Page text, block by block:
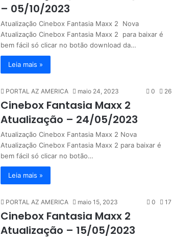
– 05/10/2023
Atualização Cinebox Fantasia Maxx 2 Nova
Atualização Cinebox Fantasia Maxx 2 para baixar é
bem fácil só clicar no botão download da…
Leia mais »
PORTAL AZ AMERICA maio 24, 2023 0 26
Cinebox Fantasia Maxx 2
Atualização – 24/05/2023
Atualização Cinebox Fantasia Maxx 2 Nova
Atualização Cinebox Fantasia Maxx 2 para baixar é
bem fácil só clicar no botão…
Leia mais »
PORTAL AZ AMERICA maio 15, 2023 0 17
Cinebox Fantasia Maxx 2
Atualização – 15/05/2023